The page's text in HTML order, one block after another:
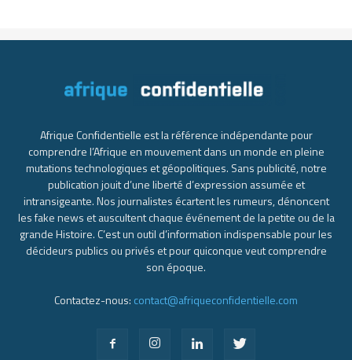
Afrique Confidentielle est la référence indépendante pour
comprendre l’Afrique en mouvement dans un monde en pleine
mutations technologiques et géopolitiques. Sans publicité, notre
publication jouit d’une liberté d’expression assumée et
intransigeante. Nos journalistes écartent les rumeurs, dénoncent
les fake news et auscultent chaque événement de la petite ou de la
grande Histoire. C’est un outil d’information indispensable pour les
décideurs publics ou privés et pour quiconque veut comprendre
son époque.
Contactez-nous: contact@afriqueconfidentielle.com